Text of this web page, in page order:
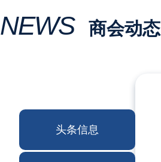
NEWS 商会动态
头条信息